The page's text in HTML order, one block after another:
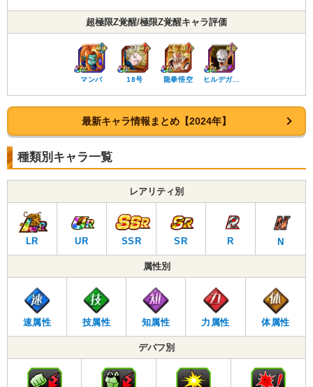
超極限Z覚醒/極限Z覚醒キャラ評価
マンバ 18号 龍拳悟空 ヒルデガ…
最新キャラ情報まとめ【2024年】
種類別キャラ一覧
レアリティ別
LR UR SSR SR R N
属性別
速属性 技属性 知属性 力属性 体属性
デバフ別